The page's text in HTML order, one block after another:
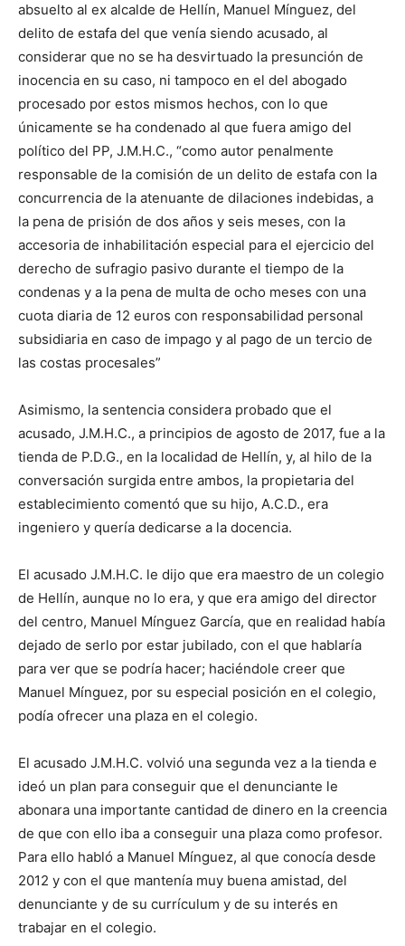
absuelto al ex alcalde de Hellín, Manuel Mínguez, del
delito de estafa del que venía siendo acusado, al
considerar que no se ha desvirtuado la presunción de
inocencia en su caso, ni tampoco en el del abogado
procesado por estos mismos hechos, con lo que
únicamente se ha condenado al que fuera amigo del
político del PP, J.M.H.C., “como autor penalmente
responsable de la comisión de un delito de estafa con la
concurrencia de la atenuante de dilaciones indebidas, a
la pena de prisión de dos años y seis meses, con la
accesoria de inhabilitación especial para el ejercicio del
derecho de sufragio pasivo durante el tiempo de la
condenas y a la pena de multa de ocho meses con una
cuota diaria de 12 euros con responsabilidad personal
subsidiaria en caso de impago y al pago de un tercio de
las costas procesales”
Asimismo, la sentencia considera probado que el
acusado, J.M.H.C., a principios de agosto de 2017, fue a la
tienda de P.D.G., en la localidad de Hellín, y, al hilo de la
conversación surgida entre ambos, la propietaria del
establecimiento comentó que su hijo, A.C.D., era
ingeniero y quería dedicarse a la docencia.
El acusado J.M.H.C. le dijo que era maestro de un colegio
de Hellín, aunque no lo era, y que era amigo del director
del centro, Manuel Mínguez García, que en realidad había
dejado de serlo por estar jubilado, con el que hablaría
para ver que se podría hacer; haciéndole creer que
Manuel Mínguez, por su especial posición en el colegio,
podía ofrecer una plaza en el colegio.
El acusado J.M.H.C. volvió una segunda vez a la tienda e
ideó un plan para conseguir que el denunciante le
abonara una importante cantidad de dinero en la creencia
de que con ello iba a conseguir una plaza como profesor.
Para ello habló a Manuel Mínguez, al que conocía desde
2012 y con el que mantenía muy buena amistad, del
denunciante y de su currículum y de su interés en
trabajar en el colegio.